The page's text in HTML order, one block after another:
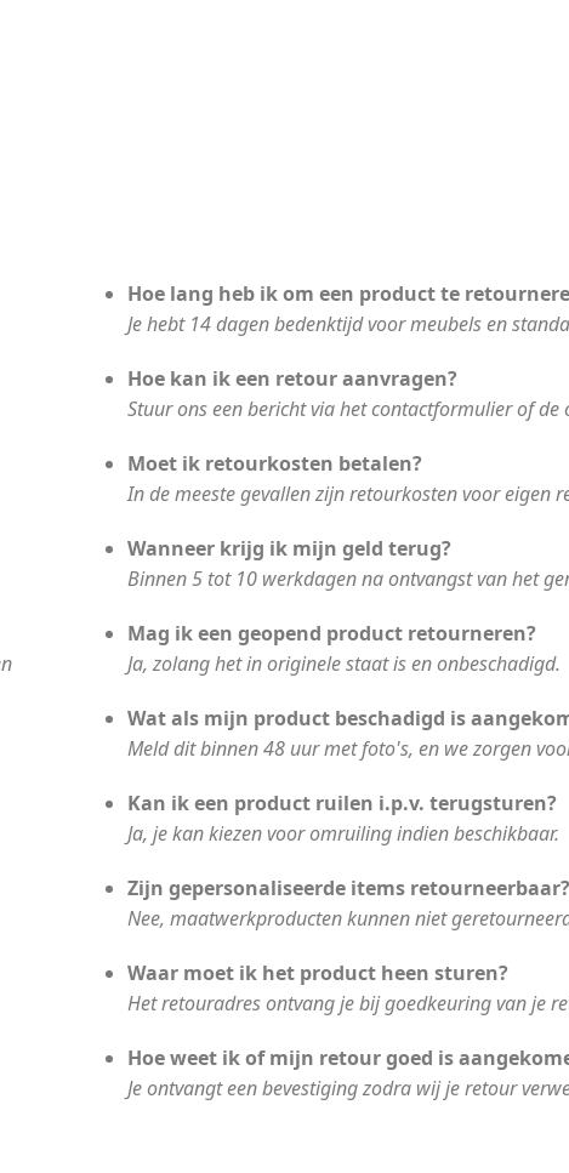
Hoe lang heb ik om een product te
Je hebt 14 dagen bedenktijd voor meubels en
Hoe kan ik een retour aanvragen?
Stuur ons een bericht via het contactformulier of
Moet ik retourkosten betalen?
In de meeste gevallen zijn retourkosten voor eigen
Wanneer krijg ik mijn geld terug?
Binnen 5 tot 10 werkdagen na ontvangst van het
Mag ik een geopend product retourneren?
Ja, zolang het in originele staat is en onbeschadigd.
Wat als mijn product beschadigd is
Meld dit binnen 48 uur met foto's, en we zorgen
Kan ik een product ruilen i.p.v. terugsturen?
Ja, je kan kiezen voor omruiling indien beschikbaar.
Zijn gepersonaliseerde items retourneerbaar?
Nee, maatwerkproducten kunnen niet
Waar moet ik het product heen sturen?
Het retouradres ontvang je bij goedkeuring van je
Hoe weet ik of mijn retour goed is
Je ontvangt een bevestiging zodra wij je retour